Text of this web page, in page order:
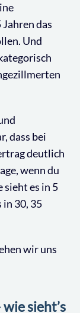
das
Und
dass bei
deutlich
wenn du
es in 5
in 30, 35
wir uns
sieht’s